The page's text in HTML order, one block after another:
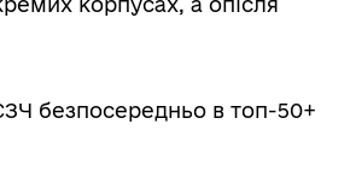
безпосередньо в топ-50+